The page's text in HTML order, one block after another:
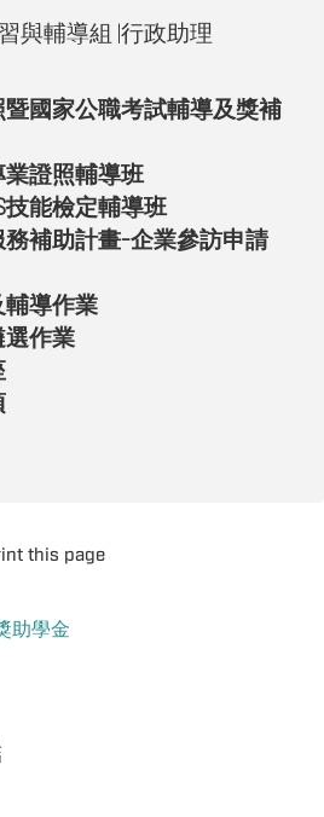
助學金
與輔導組 |行政助理
國家公職考試輔導及獎補
證照輔導班
技能檢定輔導班
補助計畫-企業參訪申請
輔導作業
作業
this page